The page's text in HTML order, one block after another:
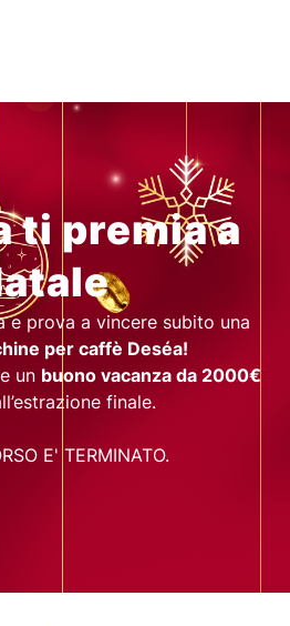
ACCEDI
ti premia a
e prova a vincere subito una
per caffè Deséa!
un buono vacanza da 2000€
finale.
E' TERMINATO.